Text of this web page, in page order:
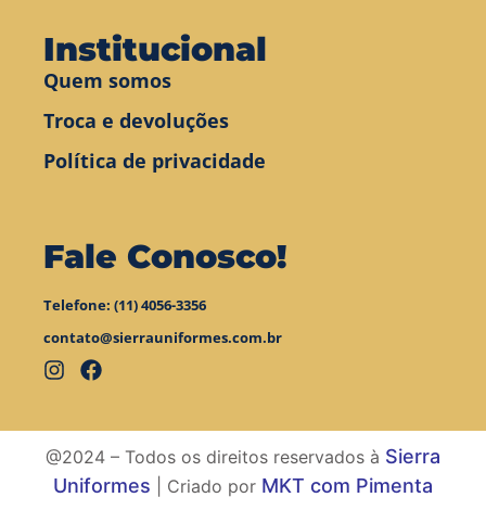
Institucional
Quem somos
Troca e devoluções
Política de privacidade
Fale Conosco!
Telefone: (11) 4056-3356
contato@sierrauniformes.com.br
@2024 – Todos os direitos reservados à Sierra
Uniformes | Criado por MKT com Pimenta